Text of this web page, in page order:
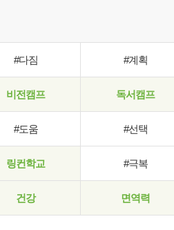
#다짐 #계획
비전캠프 독서캠프
#도움 #선택
링컨학교 #극복
건강 면역력